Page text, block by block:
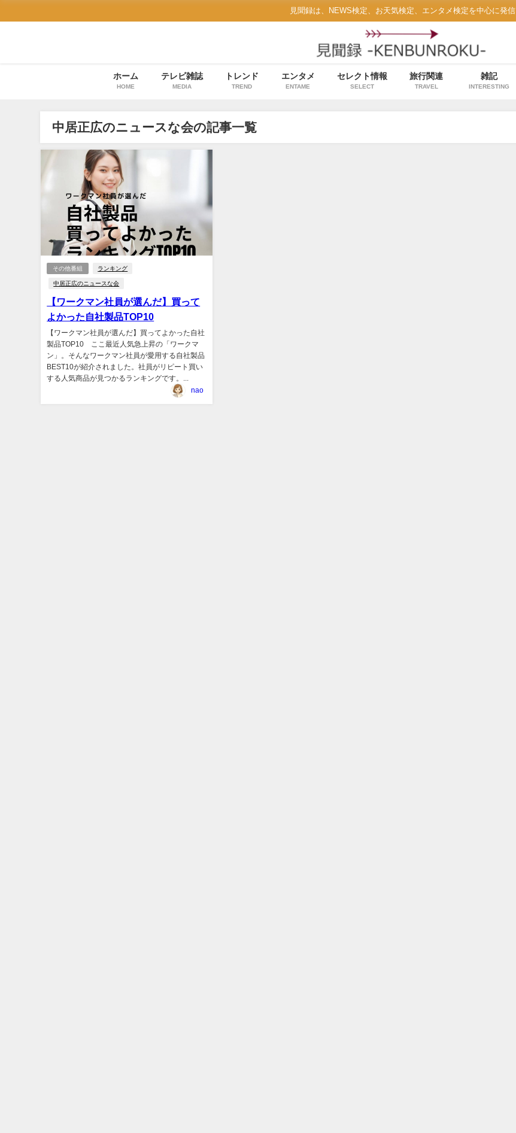
見聞録は、NEWS検定、お天気検定、エンタメ検定を中心に発信
ホーム
HOME
テレビ雑誌
MEDIA
トレンド
TREND
エンタメ
ENTAME
セレクト情報
SELECT
旅行関連
TRAVEL
雑記
INTERESTING
中居正広のニュースな会の記事一覧
その他番組 ランキング
中居正広のニュースな会
【ワークマン社員が選んだ】買って
よかった自社製品TOP10
【ワークマン社員が選んだ】買ってよかった自社
製品TOP10 ここ最近人気急上昇の「ワークマ
ン」。そんなワークマン社員が愛用する自社製品
BEST10が紹介されました。社員がリピート買い
する人気商品が見つかるランキングです。...
nao